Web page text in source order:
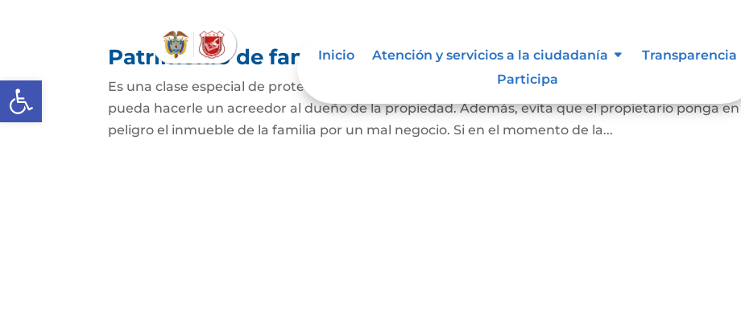
Abrir barra de herramientas
Inicio Atención y servicios a la ciudadanía
Transparencia
Participa
Patrimonio de familia inembargable
Es una clase especial de protección de la vivienda de una familia, que impide el embargo que
pueda hacerle un acreedor al dueño de la propiedad. Además, evita que el propietario ponga en
peligro el inmueble de la familia por un mal negocio. Si en el momento de la...